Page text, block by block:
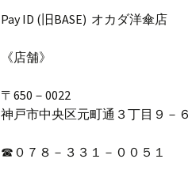
Pay ID ( 旧BASE) オカダ洋傘店
《店舗》
〒 650 － 0022
神戸市中央区元町通３丁目９－６
☎ ０７８－３３１－００５１